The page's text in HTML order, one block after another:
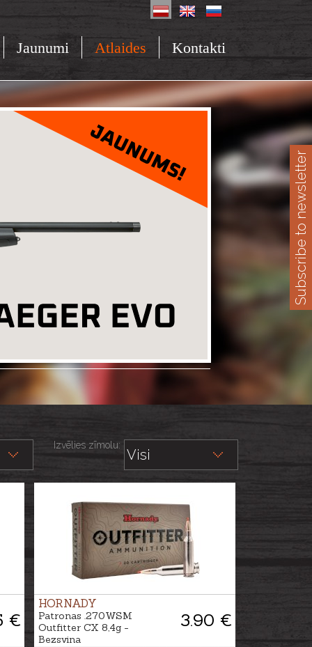
Jaunumi Atlaides Kontakti
Izvēlies zīmolu:
€
HORNADY
3.90 €
Patronas .270WSM
Outfitter CX 8,4g -
Bezsvina
Subscribe to newsletter